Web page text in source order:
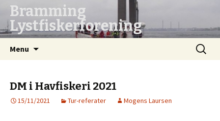
Bramming
Lystfiskerforening
Menu
Søg
efter:
DM i Havfiskeri 2021
15/11/2021 Tur-referater Mogens Laursen